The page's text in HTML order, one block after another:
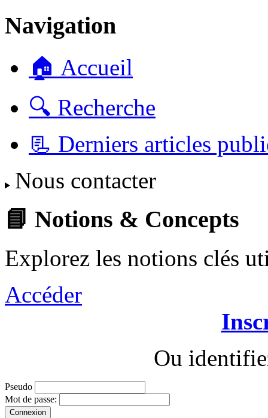
Navigation
🏠 Accueil
🔍 Recherche
📃 Derniers articles
Nous contacter
📘 Notions & Concepts
Explorez les notions clés
Accéder
Ou
Pseudo
Mot de passe: